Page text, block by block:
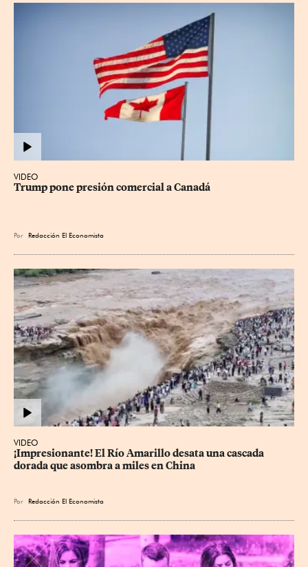
VIDEO
Trump pone presión comercial a Canadá
Por Redacción El Economista
VIDEO
¡Impresionante! El Río Amarillo desata una cascada
dorada que asombra a miles en China
Por Redacción El Economista